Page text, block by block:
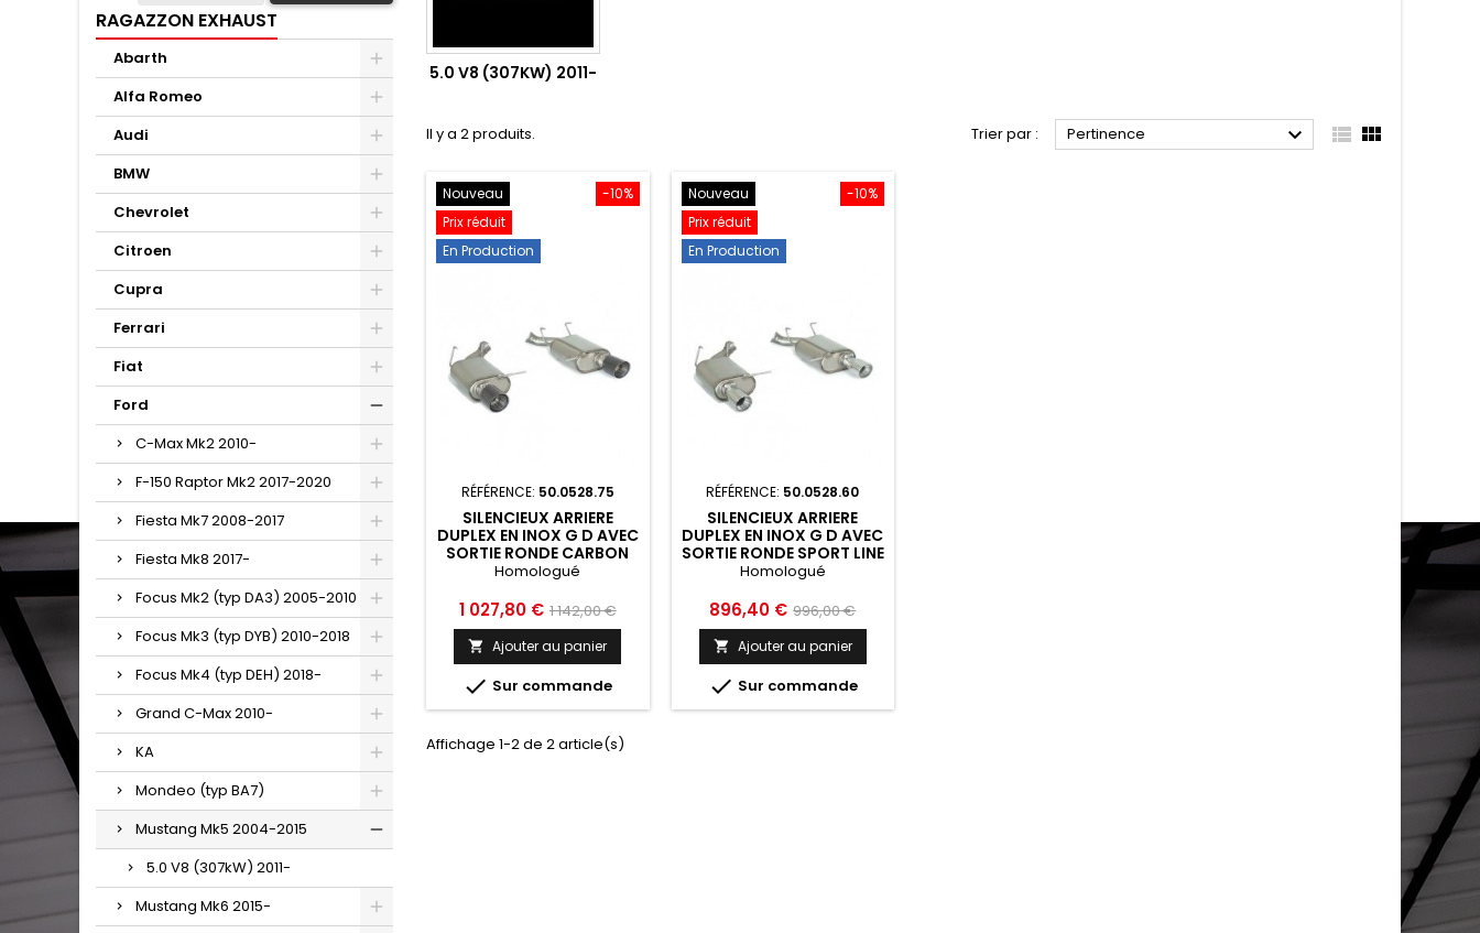
RAGAZZON EXHAUST
Abarth
Alfa Romeo
Audi
BMW
Chevrolet
Citroen
Cupra
Ferrari
Fiat
Ford
C-Max Mk2 2010-
F-150 Raptor Mk2 2017-2020
Fiesta Mk7 2008-2017
Fiesta Mk8 2017-
Focus Mk2 (typ DA3) 2005-2010
Focus Mk3 (typ DYB) 2010-2018
Focus Mk4 (typ DEH) 2018-
Grand C-Max 2010-
KA
Mondeo (typ BA7)
Mustang Mk5 2004-2015
5.0 V8 (307kW) 2011-
Mustang Mk6 2015-
5.0 V8 (307KW) 2011-
Il y a 2 produits. Trier par : Pertinence   
-10%
Nouveau
Prix réduit
En Production
RÉFÉRENCE: 50.0528.75
SILENCIEUX ARRIERE
DUPLEX EN INOX G D AVEC
SORTIE RONDE CARBON
SHOT 90 MM RAGAZZON
2004 2015 - 50.0528.75
Homologué
Prix
1 027,80 € Prix
de
base
1 142,00 €
 Ajouter au panier
 Sur commande
-10%
Nouveau
Prix réduit
En Production
RÉFÉRENCE: 50.0528.60
SILENCIEUX ARRIERE
DUPLEX EN INOX G D AVEC
SORTIE RONDE SPORT LINE
90 MM RAGAZZON FORD
2015 - 50.0528.60
Homologué
Prix
896,40 € Prix
de
base
996,00 €
 Ajouter au panier
 Sur commande
Affichage 1-2 de 2 article(s)